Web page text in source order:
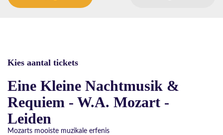
Kies aantal tickets
Eine Kleine Nachtmusik &
Requiem - W.A. Mozart -
Leiden
Mozarts mooiste muzikale erfenis